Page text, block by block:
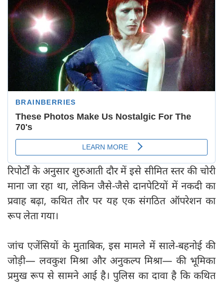
रिपोर्टों के अनुसार शुरुआती दौर में इसे सीमित स्तर की चोरी
माना जा रहा था, लेकिन जैसे-जैसे दानपेटियों में नकदी का
प्रवाह बढ़ा, कथित तौर पर यह एक संगठित ऑपरेशन का
रूप लेता गया।
जांच एजेंसियों के मुताबिक, इस मामले में साले-बहनोई की
जोड़ी— लवकुश मिश्रा और अनुकल्प मिश्रा— की भूमिका
प्रमुख रूप से सामने आई है। पुलिस का दावा है कि कथित